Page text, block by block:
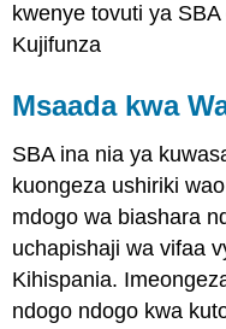
kwenye tovuti ya
Kujifunza
Msaada kwa
SBA ina nia ya
kuongeza ushiriki
mdogo wa biashara
uchapishaji wa vifaa
Kihispania.
ndogo ndogo kwa